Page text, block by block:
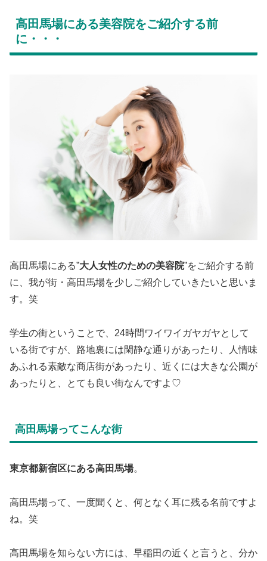
高田馬場にある美容院をご紹介する前
に・・・
高田馬場にある”大人女性のための美容院”をご紹介する前
に、我が街・高田馬場を少しご紹介していきたいと思いま
す。笑
学生の街ということで、24時間ワイワイガヤガヤとして
いる街ですが、路地裏には閑静な通りがあったり、人情味
あふれる素敵な商店街があったり、近くには大きな公園が
あったりと、とても良い街なんですよ♡
高田馬場ってこんな街
東京都新宿区にある高田馬場。
高田馬場って、一度聞くと、何となく耳に残る名前ですよ
ね。笑
高田馬場を知らない方には、早稲田の近くと言うと、分か